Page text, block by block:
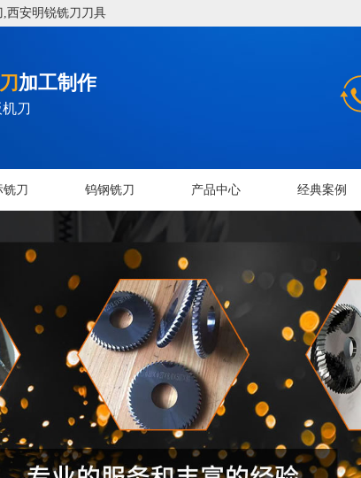
西安明锐铣刀刀具
加工制作
刀
铣刀 钨钢铣刀 产品中心 经典案例